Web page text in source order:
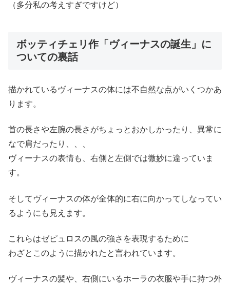
（多分私の考えすぎですけど）
ボッティチェリ作「ヴィーナスの誕生」に
ついての裏話
描かれているヴィーナスの体には不自然な点がいくつかあ
ります。
首の長さや左腕の長さがちょっとおかしかったり、異常に
なで肩だったり、、、
ヴィーナスの表情も、右側と左側では微妙に違っていま
す。
そしてヴィーナスの体が全体的に右に向かってしなってい
るようにも見えます。
これらはゼピュロスの風の強さを表現するために
わざとこのように描かれたと言われています。
ヴィーナスの髪や、右側にいるホーラの衣服や手に持つ外